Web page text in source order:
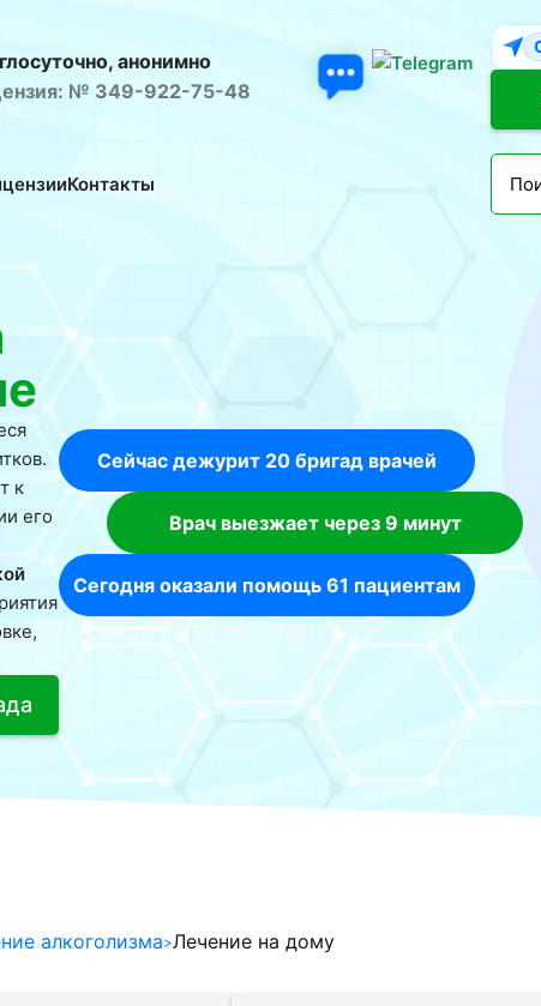
анонимно
№ 349-922-75-48
Контакты
к
его
Сейчас дежурит 20 бригад врачей
Врач выезжает через 9 минут
Сегодня оказали помощь 61 пациентам
алкоголизма Лечение на дому